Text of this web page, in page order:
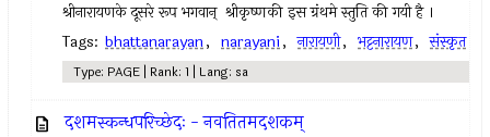
श्रीनारायणके दूसरे रूप भगवान् ‍ श्रीकृष्णकी इस ग्रंथमे स्तुति की गयी है ।
Tags: bhattanarayan, narayani, नारायणी, भट्टनारायण, संस्कृत
Type: PAGE | Rank: 1 | Lang: sa
दशमस्कन्धपरिच्छेदः - नवतितमदशकम्